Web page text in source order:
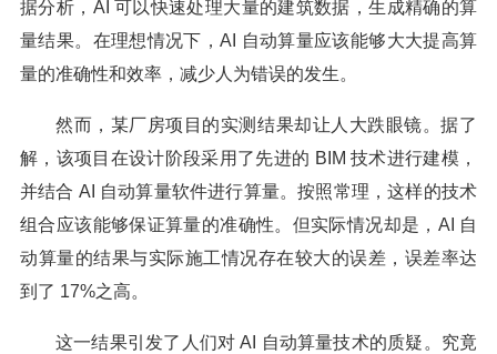
据分析，AI 可以快速处理大量的建筑数据，生成精确的算
量结果。在理想情况下，AI 自动算量应该能够大大提高算
量的准确性和效率，减少人为错误的发生。
然而，某厂房项目的实测结果却让人大跌眼镜。据了
解，该项目在设计阶段采用了先进的 BIM 技术进行建模，
并结合 AI 自动算量软件进行算量。按照常理，这样的技术
组合应该能够保证算量的准确性。但实际情况却是，AI 自
动算量的结果与实际施工情况存在较大的误差，误差率达
到了 17%之高。
这一结果引发了人们对 AI 自动算量技术的质疑。究竟